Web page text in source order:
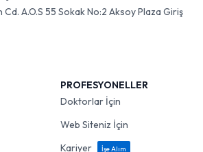
A.O.S 55 Sokak No:2 Aksoy Plaza Giriş
PROFESYONELLER
Doktorlar İçin
Web Siteniz İçin
Kariyer
İşe Alım